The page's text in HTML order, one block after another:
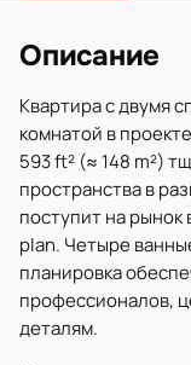
Описание
Квартира с двумя
комнатой в
593 ft² (≈ 148 m²)
пространства в
поступит на рынок
plan. Четыре
планировка
профессионалов,
деталям.